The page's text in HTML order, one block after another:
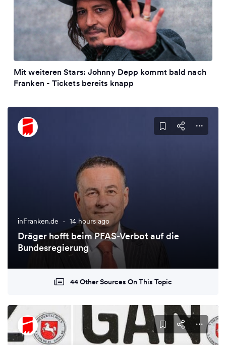
Mit weiteren Stars: Johnny Depp kommt bald nach
Franken - Tickets bereits knapp
inFranken.de · 14 hours ago
Dräger hofft beim PFAS-Verbot auf die
Bundesregierung
44 Other Sources On This Topic